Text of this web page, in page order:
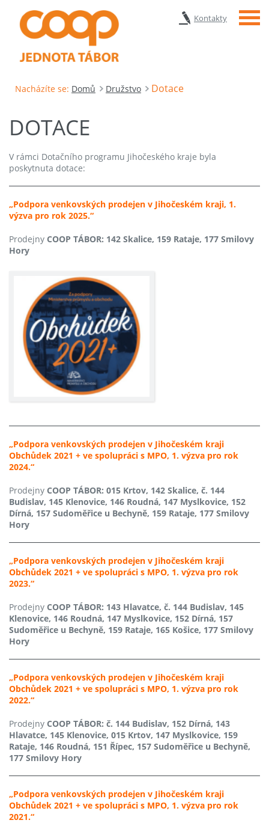
Kontakty Menu
Nacházíte se: Domů Družstvo Dotace
DOTACE
V rámci Dotačního programu Jihočeského kraje byla
poskytnuta dotace:
„Podpora venkovských prodejen v Jihočeském kraji, 1.
výzva pro rok 2025.“
Prodejny COOP TÁBOR: 142 Skalice, 159 Rataje, 177 Smilovy
Hory
„Podpora venkovských prodejen v Jihočeském kraji
Obchůdek 2021 + ve spolupráci s MPO, 1. výzva pro rok
2024.“
Prodejny COOP TÁBOR: 015 Krtov, 142 Skalice, č. 144
Budislav, 145 Klenovice, 146 Roudná, 147 Myslkovice, 152
Dírná, 157 Sudoměřice u Bechyně, 159 Rataje, 177 Smilovy
Hory
„Podpora venkovských prodejen v Jihočeském kraji
Obchůdek 2021 + ve spolupráci s MPO, 1. výzva pro rok
2023.“
Prodejny COOP TÁBOR: 143 Hlavatce, č. 144 Budislav, 145
Klenovice, 146 Roudná, 147 Myslkovice, 152 Dírná, 157
Sudoměřice u Bechyně, 159 Rataje, 165 Košice, 177 Smilovy
Hory
„Podpora venkovských prodejen v Jihočeském kraji
Obchůdek 2021 + ve spolupráci s MPO, 1. výzva pro rok
2022.“
Prodejny COOP TÁBOR: č. 144 Budislav, 152 Dírná, 143
Hlavatce, 145 Klenovice, 015 Krtov, 147 Myslkovice, 159
Rataje, 146 Roudná, 151 Řípec, 157 Sudoměřice u Bechyně,
177 Smilovy Hory
„Podpora venkovských prodejen v Jihočeském kraji
Obchůdek 2021 + ve spolupráci s MPO, 1. výzva pro rok
2021.“